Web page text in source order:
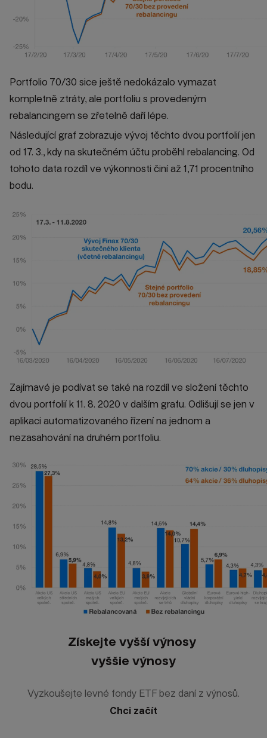
Portfolio 70/30 sice ještě nedokázalo vymazat
kompletně ztráty, ale portfoliu s provedeným
rebalancingem se zřetelně daří lépe.
Následující graf zobrazuje vývoj těchto dvou portfolií jen
od 17. 3., kdy na skutečném účtu proběhl rebalancing. Od
tohoto data rozdíl ve výkonnosti činí až 1,71 procentního
bodu.
Zajímavé je podívat se také na rozdíl ve složení těchto
dvou portfolií k 11. 8. 2020 v dalším grafu. Odlišují se jen v
aplikaci automatizovaného řízení na jednom a
nezasahování na druhém portfoliu.
Získejte vyšší výnosy
vyššie výnosy
Vyzkoušejte levné fondy ETF bez daní z výnosů.
Chci začít